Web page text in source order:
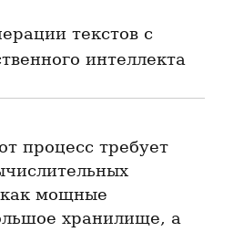
текстов с
интеллекта
процесс требует
как мощные
хранилище, а